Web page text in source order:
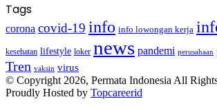
Tags
corona covid-19 info info lowongan kerja
kesehatan lifestyle loker news pandemi perusahaan
Tren vaksin virus
© Copyright 2026, Permata Indonesia All
Proudly Hosted by Topcareerid